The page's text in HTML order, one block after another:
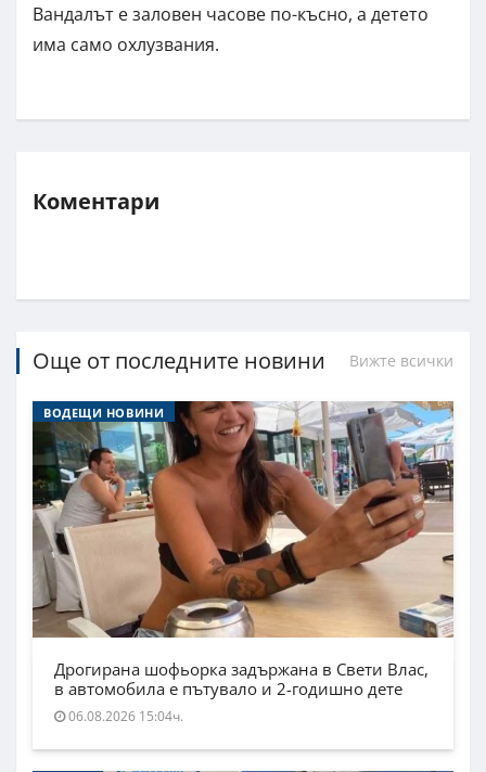
Вандалът е заловен часове по-късно, а детето
има само охлузвания.
Коментари
Още от последните новини Вижте всички
ВОДЕЩИ НОВИНИ
Дрогирана шофьорка задържана в Свети Влас,
в автомобила е пътувало и 2-годишно дете
06.08.2026 15:04ч.